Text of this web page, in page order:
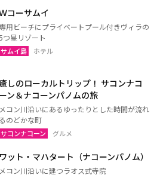
チュンポーン
ナコーンシータマラート
パッタルン
スラーターニー
コーサムイ
用ビーチにプライベートプール付きヴィラの
つ星リゾート
サムイ島 ホテル
しのローカルトリップ！ サコンナコ
ーン＆ナコーンパノムの旅
メコン川沿いにあるゆったりとした時間が流れ
るのどかな町
サコンナコーン グルメ
ワット・マハタート（ナコーンパノム）
メコン川沿いに建つラオス式寺院